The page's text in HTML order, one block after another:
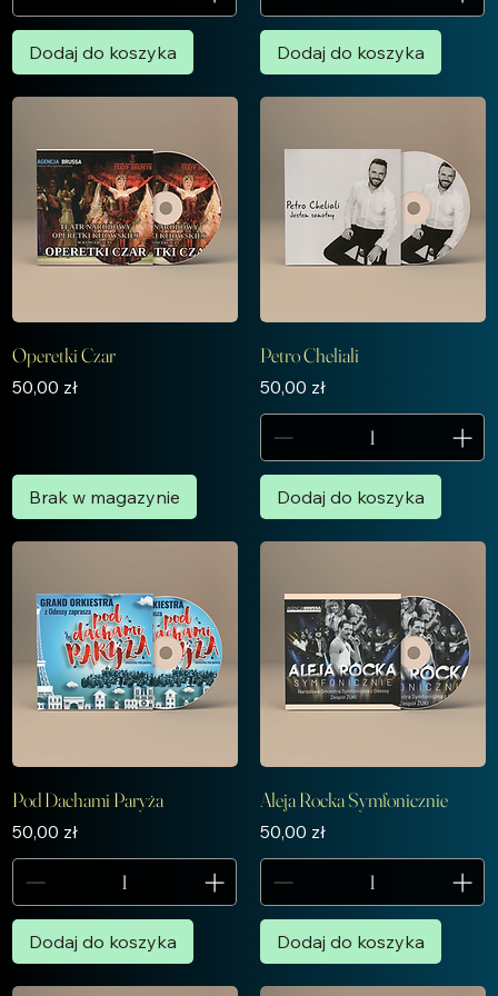
Dodaj do koszyka Dodaj do koszyka
Operetki Czar
Cena
50,00 zł
Brak w magazynie
Petro Cheliali
Cena
50,00 zł
Dodaj do koszyka
Pod Dachami Paryża
Cena
50,00 zł
Dodaj do koszyka
Aleja Rocka Symfonicznie
Cena
50,00 zł
Dodaj do koszyka